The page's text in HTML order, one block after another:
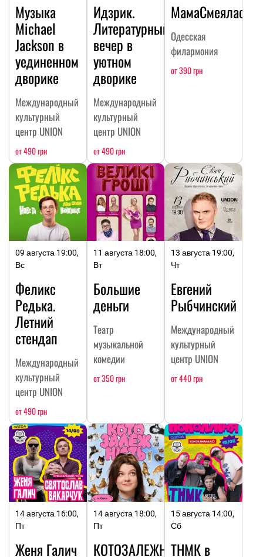
Музыка
Michael
Jackson в
уединенном
дворике
Международный
культурный
центр UNION
от 490 грн
Идзрик.
Литературный
вечер в
уютном
дворике
Международный
культурный
центр UNION
от 490 грн
МамаСмеялась
Одесская
филармония
от 390 грн
09 августа 19:00,
Вс
Феликс
Редька.
Летний
стендап
Международный
культурный
центр UNION
от 490 грн
11 августа 18:00,
Вт
Большие
деньги
Театр
музыкальной
комедии
от 350 грн
13 августа 19:00,
Чт
Евгений
Рыбчинский
Международный
культурный
центр UNION
от 440 грн
14 августа 16:00,
Пт
Женя Галич
14 августа 18:00,
Пт
КОТОЗАЛЕЖНОСТЬ
15 августа 14:00,
Сб
ТНМК в